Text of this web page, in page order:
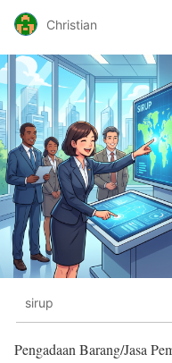
Christian
sirup
Pengadaan Barang/Jasa